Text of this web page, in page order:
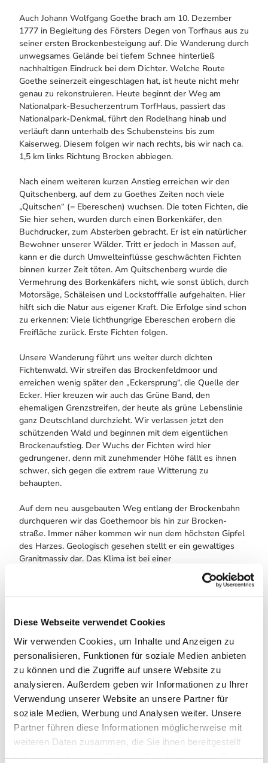
Diese Webseite verwendet Cookies
Wir verwenden Cookies, um Inhalte und Anzeigen zu
personalisieren, Funktionen für soziale Medien anbieten
zu können und die Zugriffe auf unsere Website zu
analysieren. Außerdem geben wir Informationen zu Ihrer
Verwendung unserer Website an unsere Partner für
soziale Medien, Werbung und Analysen weiter. Unsere
Partner führen diese Informationen möglicherweise mit
weiteren Daten zusammen, die Sie ihnen bereitgestellt
Auch Johann Wolfgang Goethe brach am 10. Dezember
1777 in Begleitung des Försters Degen von Torfhaus aus zu
seiner ersten Brockenbesteigung auf. Die Wanderung durch
unwegsames Gelände bei tiefem Schnee hinterließ
nachhaltigen Eindruck bei dem Dichter. Welche Route
Goethe seinerzeit eingeschlagen hat, ist heute nicht mehr
genau zu rekonstruieren. Heute beginnt der Weg am
Nationalpark-Besucherzentrum TorfHaus, passiert das
Nationalpark-Denkmal, führt den Rodelhang hinab und
verläuft dann unterhalb des Schubensteins bis zum
Kaiserweg. Diesem folgen wir nach rechts, bis wir nach ca.
1,5 km links Richtung Brocken abbiegen.
Nach einem weiteren kurzen Anstieg erreichen wir den
Quitschenberg, auf dem zu Goethes Zeiten noch viele
„Quitschen“ (= Ebereschen) wuchsen. Die toten Fichten, die
Sie hier sehen, wurden durch einen Borkenkäfer, den
Buchdrucker, zum Absterben gebracht. Er ist ein natürlicher
Bewohner unserer Wälder. Tritt er jedoch in Massen auf,
kann er die durch Umwelteinflüsse geschwächten Fichten
binnen kurzer Zeit töten. Am Quitschenberg wurde die
Vermehrung des Borkenkäfers nicht, wie sonst üblich, durch
Motorsäge, Schäleisen und Lockstofffalle aufgehalten. Hier
hilft sich die Natur aus eigener Kraft. Die Erfolge sind schon
zu erkennen: Viele lichthun­grige Ebereschen erobern die
Freifläche zurück. Erste Fichten folgen.
Unsere Wanderung führt uns weiter durch dichten
Fichtenwald. Wir streifen das Brockenfeldmoor und
erreichen wenig später den „Eckersprung“, die Quelle der
Ecker. Hier kreuzen wir auch das Grüne Band, den
ehemaligen Grenzstreifen, der heute als grüne Lebenslinie
ganz Deutschland durchzieht. Wir verlassen jetzt den
schüt­zenden Wald und beginnen mit dem eigentlichen
Brockenaufstieg. Der Wuchs der Fichten wird hier
gedrungener, denn mit zunehmender Höhe fällt es ihnen
schwer, sich gegen die extrem raue Witterung zu
behaupten.
Auf dem neu ausgebauten Weg entlang der Brockenbahn
durchqueren wir das Goethemoor bis hin zur Brocken­
straße. Immer näher kommen wir nun dem höchsten Gipfel
des Harzes. Geologisch gesehen stellt er ein gewaltiges
Granitmassiv dar. Das Klima ist bei einer
Jahresdurchschnittstemperatur von ca. 4 °C, ca. 300 Tagen
mit Nebel und hohen Windgeschwindigkeiten extrem rau
und entspricht in etwa dem der Alpen in 2.000 m Höhe. So
des Brockens passieren. Als nördlichste natürliche alpine
schutzwürdig. Oberhalb der Waldgrenze wächst eine
zwergstrauch- und grasreiche Bergheide.
Oben angekommen empfehlen wir Ihnen den Besuch des
Brocken­hauses, das als Nationalparkhaus täglich geöffnet
hat. Mit seinen zahlreichen Präsentationen gibt es Auskunft
über den Nationalpark Harz, Flora, Fauna und Geologie, aber
auch über die wechselhafte Geschichte des Berges.
Weitere Informationen zur Brockenkuppe können Sie im
Faltblatt „Der Brocken im Nationalpark Harz“ nachlesen.